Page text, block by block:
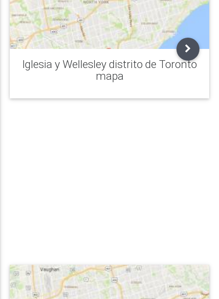
Iglesia y Wellesley distrito de Toronto
mapa